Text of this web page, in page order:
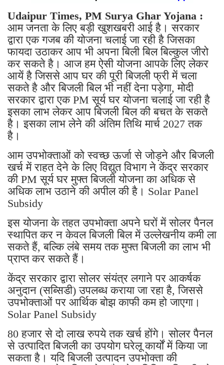
Udaipur Times, PM Surya Ghar Yojana :
आम जनता के लिए बड़ी खुशखबरी आई है। सरकार
द्वारा एक गजब की योजना चलाई जा रही है जिसका
फायदा उठाकर आप भी अपना बिली बिल बिल्कुल जीरो
कर सकते है। आज हम ऐसी योजना आपके लिए लेकर
आयें है जिससे आप घर की पूरी बिजली फ्री में चला
सकते है और बिजली बिल भी नहीं देना पड़ेगा, मोदी
सरकार द्वारा एक PM सूर्य घर योजना चलाई जा रही है
इसका लाभ लेकर आप बिजली बिल की बचत के सकते
है। इसका लाभ लेने की अंतिम तिथि मार्च 2027 तक
है।
आम उपभोक्ताओं को स्वच्छ ऊर्जा से जोड़ने और बिजली
खर्च में राहत देने के लिए विद्युत विभाग ने केंद्र सरकार
की PM सूर्य घर मुफ्त बिजली योजना का अधिक से
अधिक लाभ उठाने की अपील की है। Solar Panel
Subsidy
इस योजना के तहत उपभोक्ता अपने घरों में सोलर पैनल
स्थापित कर न केवल बिजली बिल में उल्लेखनीय कमी ला
सकते हैं, बल्कि लंबे समय तक मुफ्त बिजली का लाभ भी
प्राप्त कर सकते हैं।
केंद्र सरकार द्वारा सोलर संयंत्र लगाने पर आकर्षक
अनुदान (सब्सिडी) उपलब्ध कराया जा रहा है, जिससे
उपभोक्ताओं पर आर्थिक बोझ काफी कम हो जाएगा।
Solar Panel Subsidy
80 हजार से दो लाख रुपये तक खर्च होंगे। सोलर पैनल
से उत्पादित बिजली का उपयोग घरेलू कार्यों में किया जा
सकता है। यदि बिजली उत्पादन उपभोक्ता की